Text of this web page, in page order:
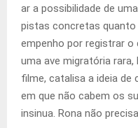
ar a possibilidade de
pistas concretas quanto
empenho por registrar
uma ave migratória
filme, catalisa a ideia
em que não cabem os
insinua. Rona não